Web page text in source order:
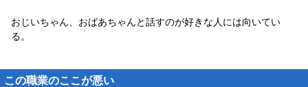
おじいちゃん、おばあちゃんと話すのが好きな人には向いてい
る。
この職業のここが悪い